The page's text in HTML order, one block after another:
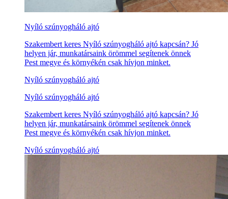
Nyíló szúnyogháló ajtó
Szakembert keres Nyíló szúnyogháló ajtó kapcsán? Jó
helyen jár, munkatársaink örömmel segítenek önnek
Pest megye és környékén csak hívjon minket.
Nyíló szúnyogháló ajtó
Nyíló szúnyogháló ajtó
Szakembert keres Nyíló szúnyogháló ajtó kapcsán? Jó
helyen jár, munkatársaink örömmel segítenek önnek
Pest megye és környékén csak hívjon minket.
Nyíló szúnyogháló ajtó